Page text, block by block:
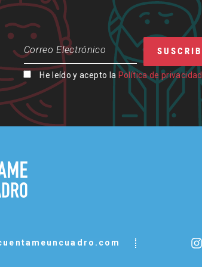
He leído y acepto la Política de privacidad.